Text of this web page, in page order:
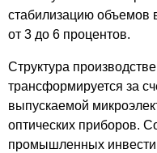
стабилизацию объемов
от 3 до 6 процентов.
Структура
трансформируется за
выпускаемой
оптических приборов.
промышленных